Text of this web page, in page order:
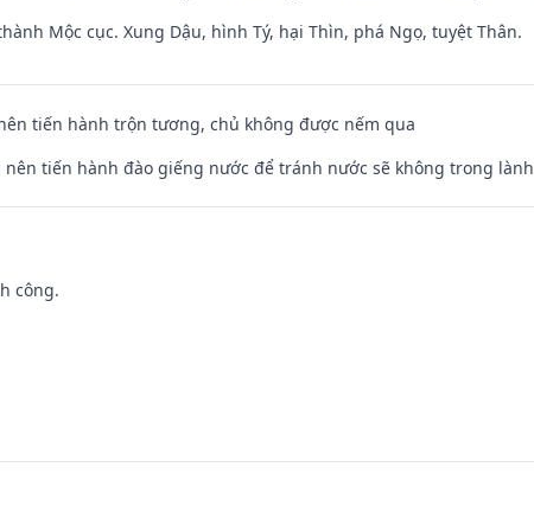
Mộc cục. Xung Dậu, hình Tý, hại Thìn, phá Ngọ, tuyệt Thân.
tiến hành trộn tương, chủ không được nếm qua
tiến hành đào giếng nước để tránh nước sẽ không trong lành
công.